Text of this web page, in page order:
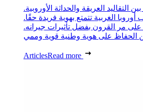
التقاليد العريقة والحداثة الأوروبية.
الغربية تتمتع بهوية فريدة حقًا.
على مر القرون بفضل تأثيرات جيرانه.
ArticlesRead more